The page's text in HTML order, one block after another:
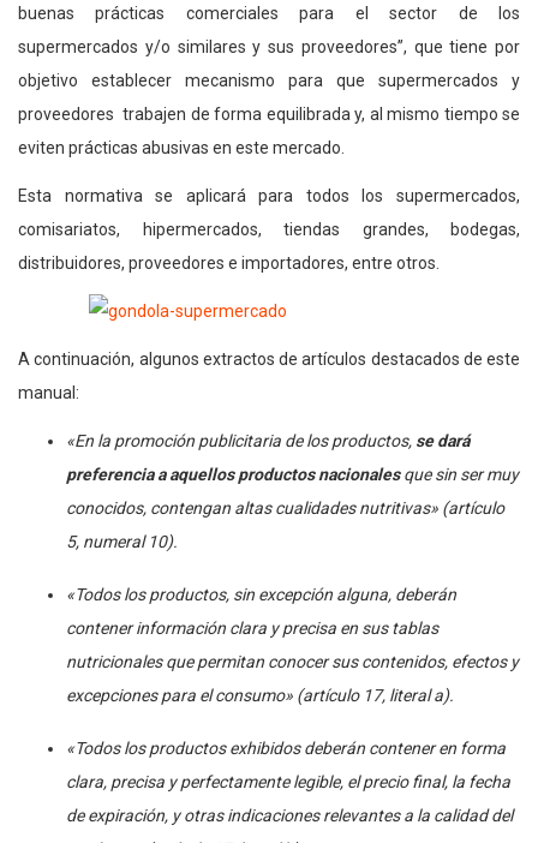
buenas prácticas comerciales para el sector de los
supermercados y/o similares y sus proveedores”, que tiene por
objetivo establecer mecanismo para que supermercados y
proveedores trabajen de forma equilibrada y, al mismo tiempo se
eviten prácticas abusivas en este mercado.
Esta normativa se aplicará para todos los supermercados,
comisariatos, hipermercados, tiendas grandes, bodegas,
distribuidores, proveedores e importadores, entre otros.
A continuación, algunos extractos de artículos destacados de este
manual:
«En la promoción publicitaria de los productos, se dará
preferencia a aquellos productos nacionalesque sin ser muy
conocidos, contengan altas cualidades nutritivas» (artículo
5, numeral 10).
«Todos los productos, sin excepción alguna, deberán
contener información clara y precisa en sus tablas
nutricionales que permitan conocer sus contenidos, efectos y
excepciones para el consumo» (artículo 17, literal a).
«Todos los productos exhibidos deberán contener en forma
clara, precisa y perfectamente legible, el precio final, la fecha
de expiración, y otras indicaciones relevantes a la calidad del